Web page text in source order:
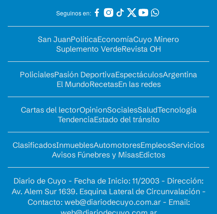
Seguinos en:
San JuanPolíticaEconomíaCuyo Minero
Suplemento VerdeRevista OH
PolicialesPasión DeportivaEspectáculosArgentina
El MundoRecetasEn las redes
Cartas del lectorOpinionSocialesSaludTecnología
TendenciaEstado del tránsito
ClasificadosInmueblesAutomotoresEmpleosServicios
Avisos Fúnebres y MisasEdictos
Diario de Cuyo - Fecha de Inicio: 11/2003 - Dirección:
Av. Alem Sur 1639. Esquina Lateral de Circunvalación -
Contacto: web@diariodecuyo.com.ar- Email: